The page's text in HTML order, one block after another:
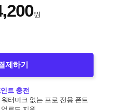
원
제하기
트 충전
터마크 없는 프로 전용 폰트